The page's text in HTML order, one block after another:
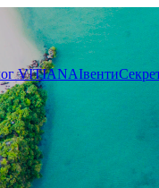
VITIANAІвенти